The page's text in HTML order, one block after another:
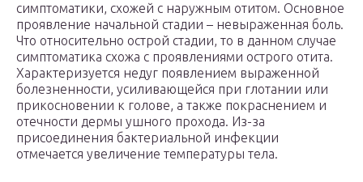
симптоматики, схожей с наружным отитом. Основное
проявление начальной стадии – невыраженная боль.
Что относительно острой стадии, то в данном случае
симптоматика схожа с проявлениями острого отита.
Характеризуется недуг появлением выраженной
болезненности, усиливающейся при глотании или
прикосновении к голове, а также покраснением и
отечности дермы ушного прохода. Из-за
присоединения бактериальной инфекции
отмечается увеличение температуры тела.